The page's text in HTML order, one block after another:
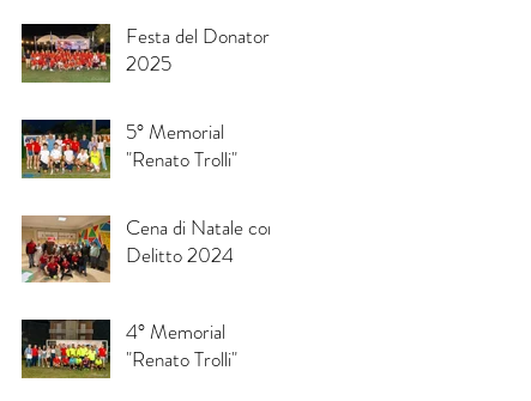
Festa del Donatore
2025
5° Memorial
"Renato Trolli"
Cena di Natale con
Delitto 2024
4° Memorial
"Renato Trolli"